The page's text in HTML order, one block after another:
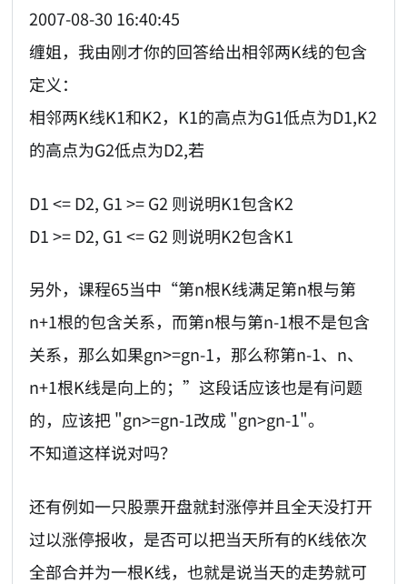
2007-08-30 16:40:45
缠姐，我由刚才你的回答给出相邻两K线的包含
定义：
相邻两K线K1和K2，K1的高点为G1低点为D1,K2
的高点为G2低点为D2,若
D1 <= D2, G1 >= G2 则说明K1包含K2
D1 >= D2, G1 <= G2 则说明K2包含K1
另外，课程65当中“第n根K线满足第n根与第
n+1根的包含关系，而第n根与第n-1根不是包含
关系，那么如果gn>=gn-1，那么称第n-1、n、
n+1根K线是向上的；”这段话应该也是有问题
的，应该把 "gn>=gn-1改成 "gn>gn-1"。
不知道这样说对吗？
还有例如一只股票开盘就封涨停并且全天没打开
过以涨停报收，是否可以把当天所有的K线依次
全部合并为一根K线，也就是说当天的走势就可